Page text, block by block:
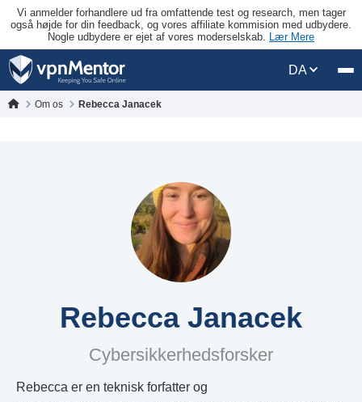
Vi anmelder forhandlere ud fra omfattende test og research, men tager
også højde for din feedback, og vores affiliate kommision med udbydere.
Nogle udbydere er ejet af vores moderselskab. Lær Mere
DA
Om os Rebecca Janacek
Rebecca Janacek
Cybersikkerhedsforsker
Rebecca er en teknisk forfatter og